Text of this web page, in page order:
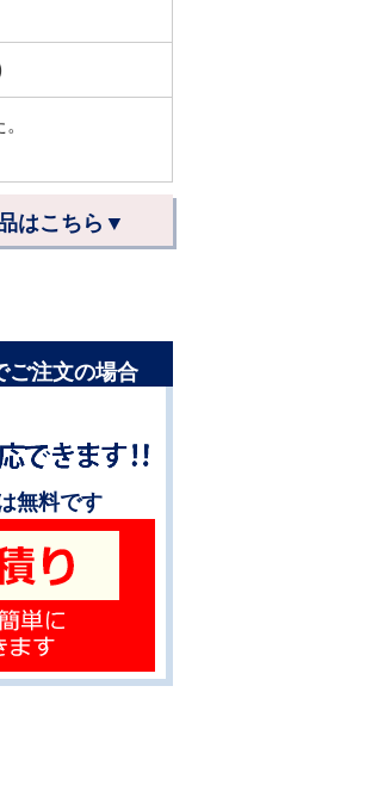
はこちら▼
ご注文の場合
無料です